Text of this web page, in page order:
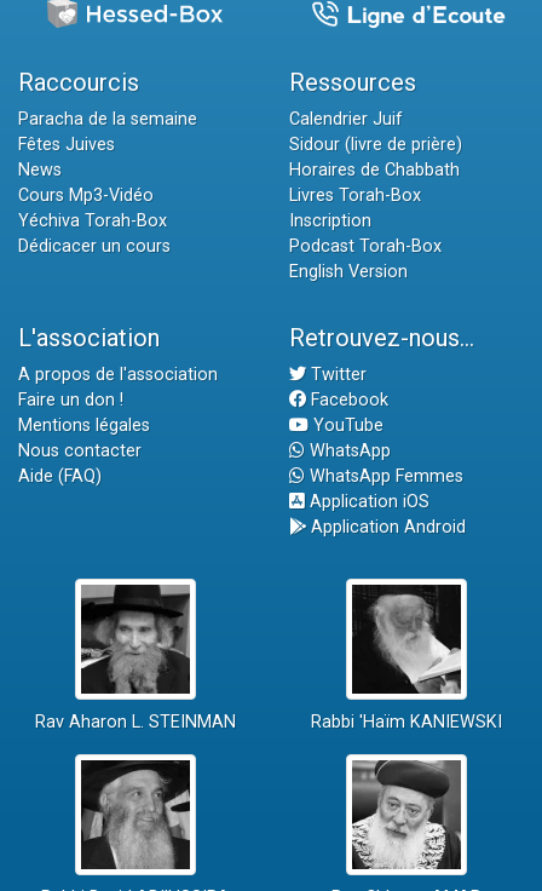
Raccourcis
Paracha de la semaine
Fêtes Juives
News
Cours Mp3-Vidéo
Yéchiva Torah-Box
Dédicacer un cours
Ressources
Calendrier Juif
Sidour (livre de prière)
Horaires de Chabbath
Livres Torah-Box
Inscription
Podcast Torah-Box
English Version
L'association
A propos de l'association
Faire un don !
Mentions légales
Nous contacter
Aide (FAQ)
Retrouvez-nous...
Twitter
Facebook
YouTube
WhatsApp
WhatsApp Femmes
Application iOS
Application Android
Rav Aharon L. STEINMAN Rabbi 'Haïm KANIEWSKI